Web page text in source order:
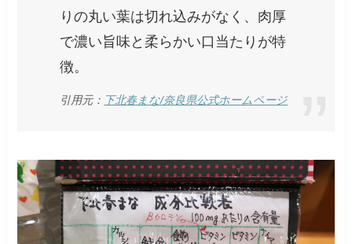
りの丸い葉は切れ込みがなく、肉厚
で濃い旨味と柔らかい口当たりが特
徴。
引用元： 下北春まな/奈良県公式ホームページ